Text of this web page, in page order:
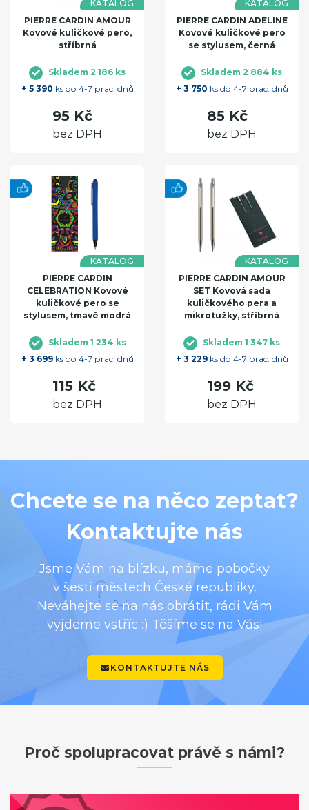
KATALOG
PIERRE CARDIN AMOUR
Kovové kuličkové pero,
stříbrná
Skladem 2 186 ks
+ 5 390 ks do 4-7 prac. dnů
95 Kč
bez DPH
KATALOG
PIERRE CARDIN ADELINE
Kovové kuličkové pero
se stylusem, černá
Skladem 2 884 ks
+ 3 750 ks do 4-7 prac. dnů
85 Kč
bez DPH
KATALOG
PIERRE CARDIN
CELEBRATION Kovové
kuličkové pero se
stylusem, tmavě modrá
Skladem 1 234 ks
+ 3 699ks do 4-7 prac. dnů
115 Kč
bez DPH
KATALOG
PIERRE CARDIN AMOUR
SET Kovová sada
kuličkového pera a
mikrotužky, stříbrná
Skladem 1 347 ks
+ 3 229ks do 4-7 prac. dnů
199 Kč
bez DPH
Chcete se na něco zeptat?
Kontaktujte nás
Jsme Vám na blízku, máme pobočky
v šesti městech České republiky.
Neváhejte se na nás obrátit, rádi Vám
vyjdeme vstříc :) Těšíme se na Vás!
KONTAKTUJTE NÁS
Proč spolupracovat právě s námi?